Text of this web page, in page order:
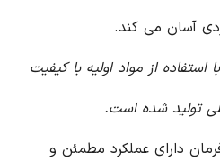
آسان می کند.
استفاده از مواد اولیه با کیفیت
تولید شده است.
دارای عملکرد مطمئن و